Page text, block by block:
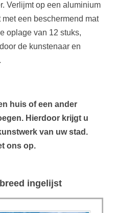
Verlijmt op een aluminium
een beschermend mat
oplage van 12 stuks,
de kunstenaar en
huis of een ander
Hierdoor krijgt u
van uw stad.
ons op.
ingelijst